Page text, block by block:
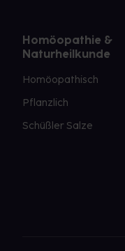
Homöopathie &
Naturheilkunde
Homöopathisch
Pflanzlich
Schüßler Salze